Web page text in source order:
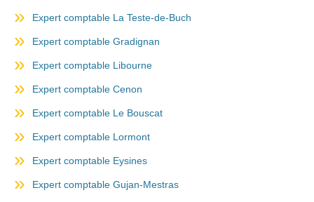
Expert comptable La Teste-de-Buch
Expert comptable Gradignan
Expert comptable Libourne
Expert comptable Cenon
Expert comptable Le Bouscat
Expert comptable Lormont
Expert comptable Eysines
Expert comptable Gujan-Mestras